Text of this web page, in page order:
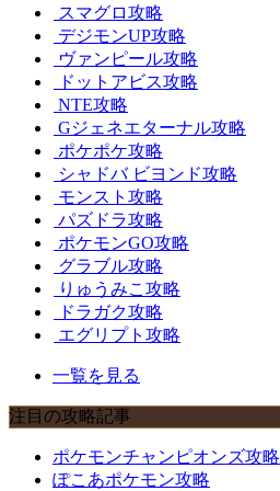
スマグロ攻略
デジモンUP攻略
ヴァンピール攻略
ドットアビス攻略
NTE攻略
Gジェネエターナル攻略
ポケポケ攻略
シャドバ ビヨンド攻略
モンスト攻略
パズドラ攻略
ポケモンGO攻略
グラブル攻略
りゅうみこ攻略
ドラガク攻略
エグリプト攻略
一覧を見る
注目の攻略記事
ポケモンチャンピオンズ攻略
ぽこあポケモン攻略